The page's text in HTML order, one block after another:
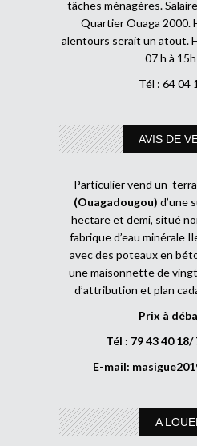
tâches ménagères.
Quartier Ouaga 2000.
alentours serait un atout.
07 h à
Tél : 64 04
AVIS DE
Particulier vend un
(Ouagadougou) d’une
hectare et demi, situé
fabrique d’eau minérale
avec des poteaux en
une maisonnette de
d’attribution et plan
Prix à
Tél : 79 43 40 18/
E-mail:
A